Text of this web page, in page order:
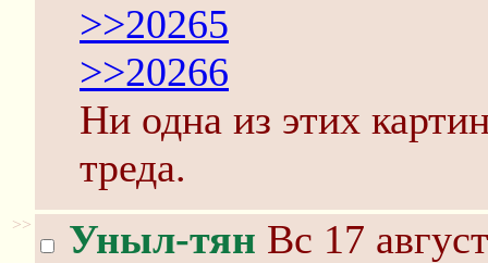
>>20265
>>20266
Ни одна из этих
треда.
>> Уныл-тян Вс 17